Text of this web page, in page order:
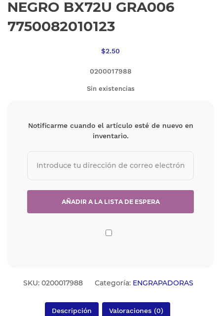
NEGRO BX72U GRA006
7750082010123
$2.50
0200017988
Sin existencias
Notificarme cuando el artículo esté de nuevo en
inventario.
SKU: 0200017988 Categoría: ENGRAPADORAS
Descripción Valoraciones (0)